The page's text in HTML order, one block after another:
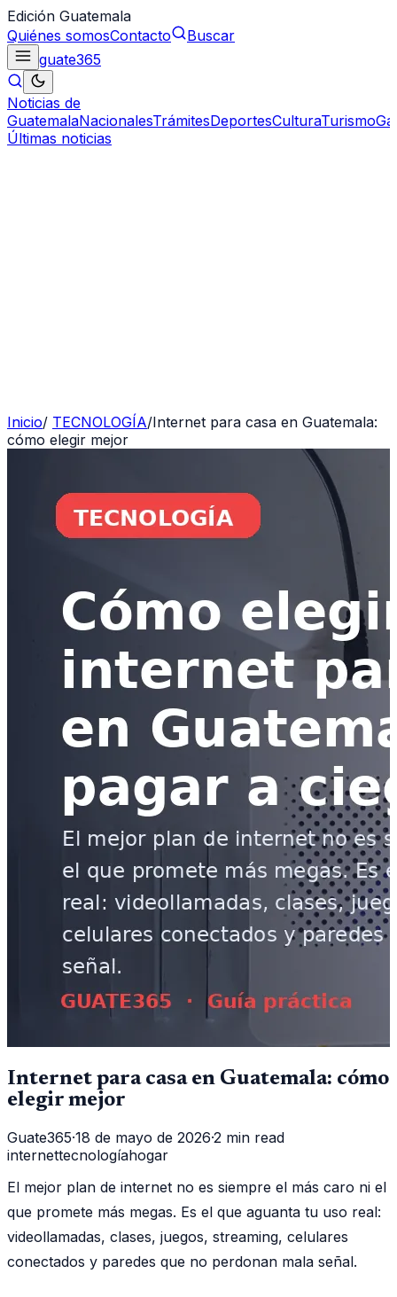
Edición Guatemala
Quiénes somosContacto
Buscar
guate365
Noticias de
GuatemalaNacionalesTrámitesDeportesCulturaTurismo
Últimas noticias
Inicio/ TECNOLOGÍA/Internet para casa en Guatemala:
cómo elegir mejor
Internet para casa en Guatemala: cómo
elegir mejor
Guate365·18 de mayo de 2026·2 min read
internettecnologíahogar
El mejor plan de internet no es siempre el más caro ni el
que promete más megas. Es el que aguanta tu uso real:
videollamadas, clases, juegos, streaming, celulares
conectados y paredes que no perdonan mala señal.